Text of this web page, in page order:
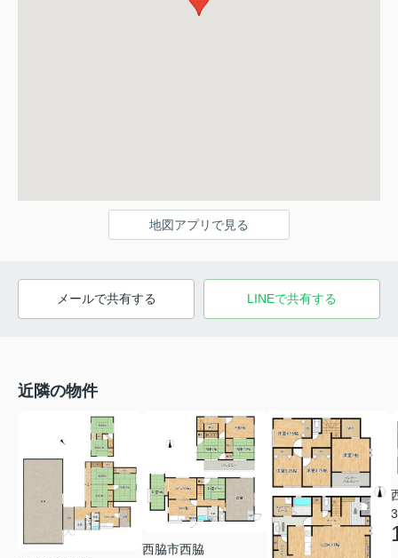
地図アプリで見る
メールで共有する LINEで共有する
近隣の物件
西脇市西脇